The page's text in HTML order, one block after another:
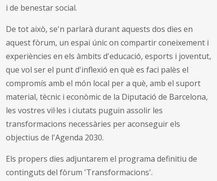
i de benestar social.
De tot això, se'n parlarà durant aquests dos dies en
aquest fòrum, un espai únic on compartir coneixement i
experiències en els àmbits d'educació, esports i joventut,
que vol ser el punt d'inflexió en què es faci palès el
compromís amb el món local per a què, amb el suport
material, tècnic i econòmic de la Diputació de Barcelona,
les vostres vil·les i ciutats puguin assolir les
transformacions necessàries per aconseguir els
objectius de l'Agenda 2030.
Els propers dies adjuntarem el programa definitiu de
continguts del fòrum 'Transformacions'.